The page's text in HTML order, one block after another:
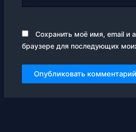
Сохранить моё имя, email и
браузере для последующих